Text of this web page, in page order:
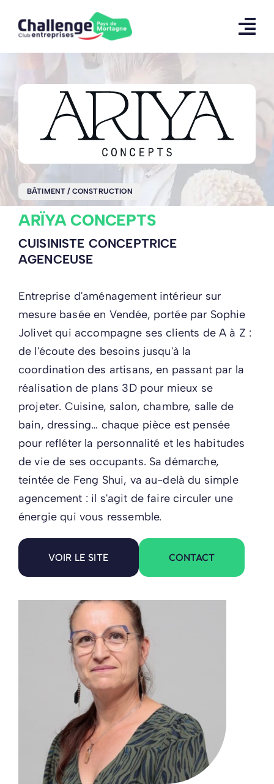
content
BÂTIMENT / CONSTRUCTION
ARÏYA CONCEPTS
CUISINISTE CONCEPTRICE
AGENCEUSE
Entreprise d'aménagement intérieur sur
mesure basée en Vendée, portée par Sophie
Jolivet qui accompagne ses clients de A à Z :
de l'écoute des besoins jusqu'à la
coordination des artisans, en passant par la
réalisation de plans 3D pour mieux se
projeter. Cuisine, salon, chambre, salle de
bain, dressing… chaque pièce est pensée
pour refléter la personnalité et les habitudes
de vie de ses occupants. Sa démarche,
teintée de Feng Shui, va au-delà du simple
agencement : il s'agit de faire circuler une
énergie qui vous ressemble.
VOIR LE SITE CONTACT